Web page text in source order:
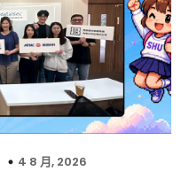
4 8 月, 2026